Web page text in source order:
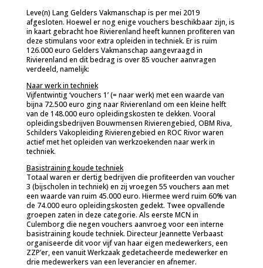
Leve(n) Lang Gelders Vakmanschap is per mei 2019
afgesloten. Hoewel er nog enige vouchers beschikbaar zijn, is
in kaart gebracht hoe Rivierenland heeft kunnen profiteren van
deze stimulans voor extra opleiden in techniek. Er is ruim
126.000 euro Gelders Vakmanschap aangevraagd in
Rivierenland en dit bedrag is over 85 voucher aanvragen
verdeeld, namelijk:
Naar werk in techniek
Vijfentwintig ‘vouchers 1’ (= naar werk) met een waarde van
bijna 72.500 euro ging naar Rivierenland om een kleine helft
van de 148.000 euro opleidingskosten te dekken. Vooral
opleidingsbedrijven Bouwmensen Rivierengebied, OBM Riva,
Schilders Vakopleiding Rivierengebied en ROC Rivor waren
actief met het opleiden van werkzoekenden naar werk in
techniek.
Basistraining koude techniek
Totaal waren er dertig bedrijven die profiteerden van voucher
3 (bijscholen in techniek) en zij vroegen 55 vouchers aan met
een waarde van ruim 45.000 euro. Hiermee werd ruim 60% van
de 74.000 euro opleidingskosten gedekt. Twee opvallende
groepen zaten in deze categorie. Als eerste MCN in
Culemborg die negen vouchers aanvroeg voor een interne
basistraining koude techniek. Directeur Jeannette Verbaast
organiseerde dit voor vijf van haar eigen medewerkers, een
ZZP’er, een vanuit Werkzaak gedetacheerde medewerker en
drie medewerkers van een leverancier en afnemer.